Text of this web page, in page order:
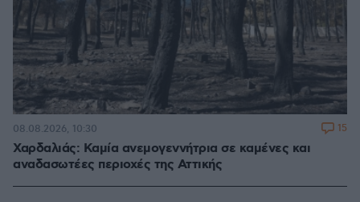
Χαρδαλιάς: Καμία ανεμογεννήτρια σε καμένες και
αναδασωτέες περιοχές της Αττικής
08.08.2026, 10:30 15